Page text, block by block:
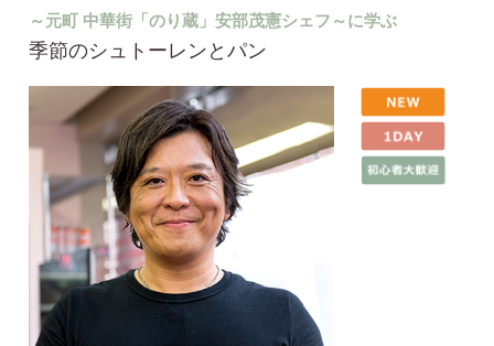
～元町 中華街「のり蔵」安部茂憲シェフ～に学ぶ
季節のシュトーレンとパン